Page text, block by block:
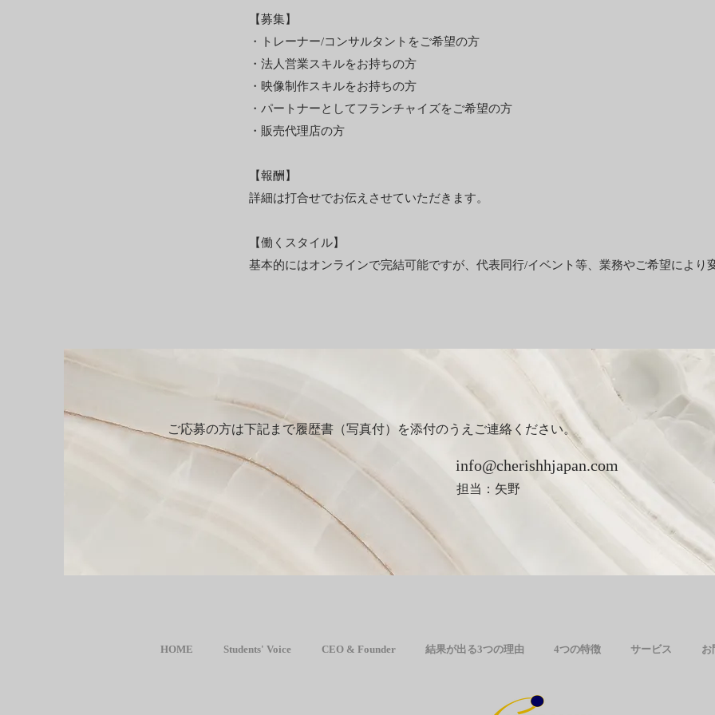
【募集​】
・トレーナー/コンサルタントをご希望の方
・法人営業スキルをお持ちの方
・映像制作スキルをお持ちの方
​・パートナーとしてフランチャイズをご希望の方
・販売代理店の方
【報酬】
詳細は打合せでお伝えさせていただきます。
【働くスタイル】
基本的にはオンラインで完結可能ですが、代表同行/イベント等、業務やご希望により
ご応募の方は下記まで履歴書（写真付）を添付のうえご連絡ください。
info@cherishhjapan.com
担当：矢野
HOME Students' Voice CEO & Founder 結果が出る3つの理由 4つの特徴 サービス お